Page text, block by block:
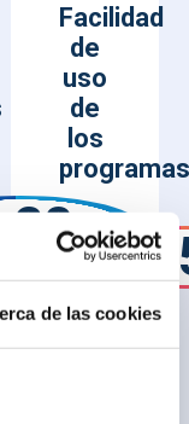
de las cookies
Facilidad
de
uso
de
los